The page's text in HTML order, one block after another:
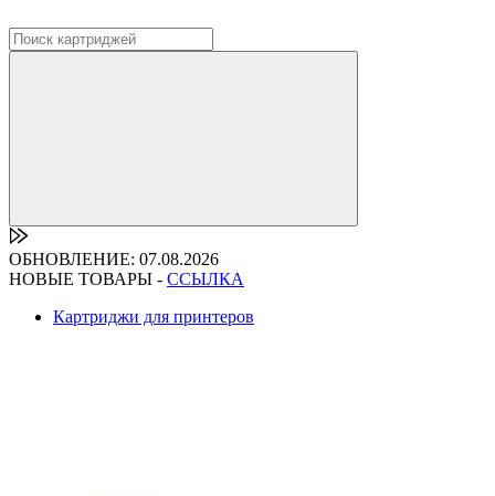
ОБНОВЛЕНИЕ: 07.08.2026
НОВЫЕ ТОВАРЫ - ССЫЛКА
Картриджи для принтеров